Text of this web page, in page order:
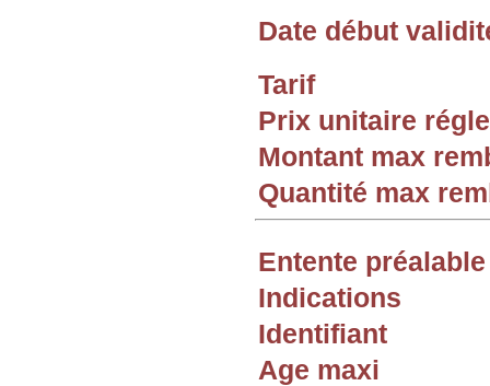
Date début
Tarif
Prix unitaire
Montant max
Quantité max
Entente préalable
Indications
Identifiant
Age maxi